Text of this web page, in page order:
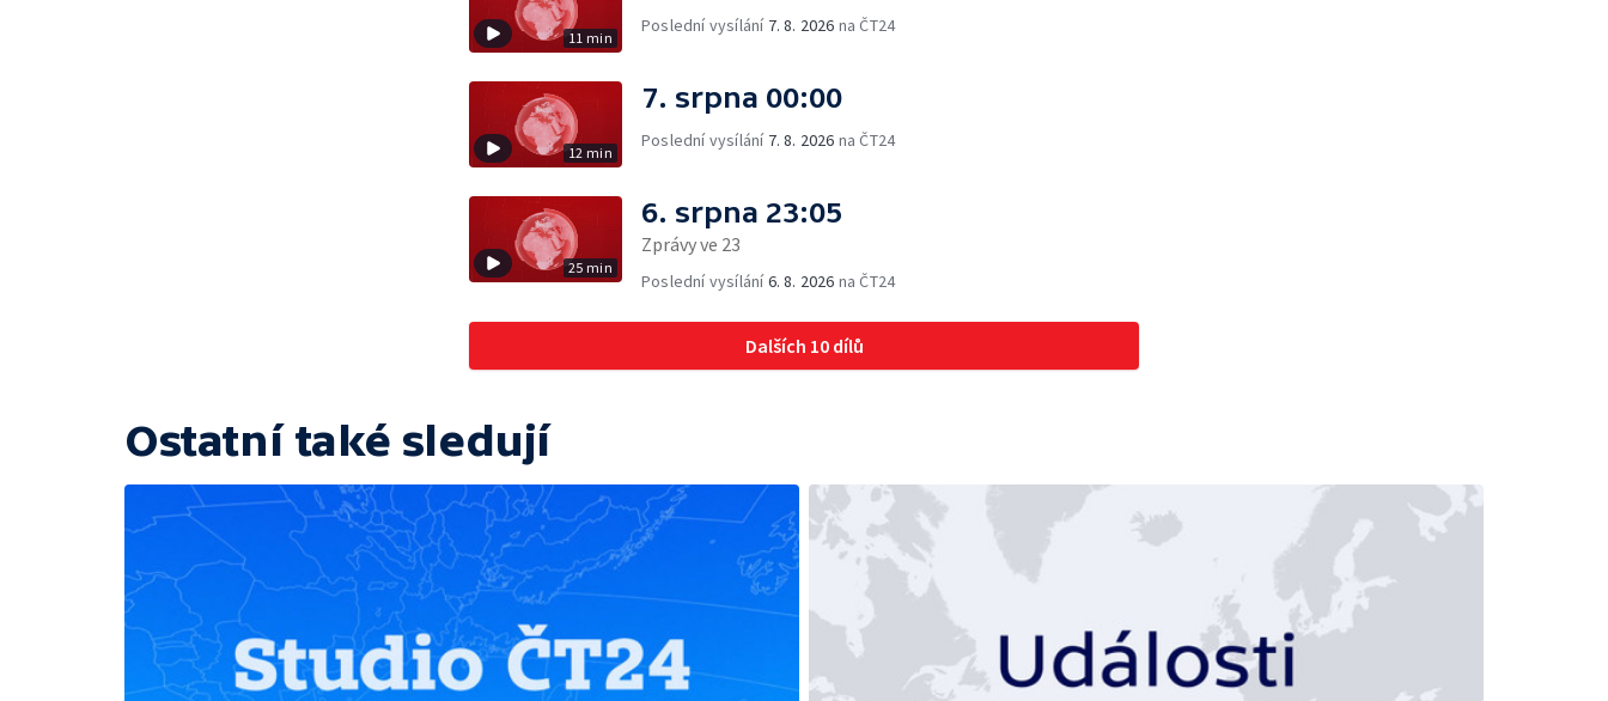
11 min
Poslední vysílání 7. 8. 2026 na ČT24
12 min
7. srpna 00:00
Poslední vysílání 7. 8. 2026 na ČT24
25 min
6. srpna 23:05
Zprávy ve 23
Poslední vysílání6. 8. 2026 na ČT24
Dalších 10 dílů
Ostatní také sledují